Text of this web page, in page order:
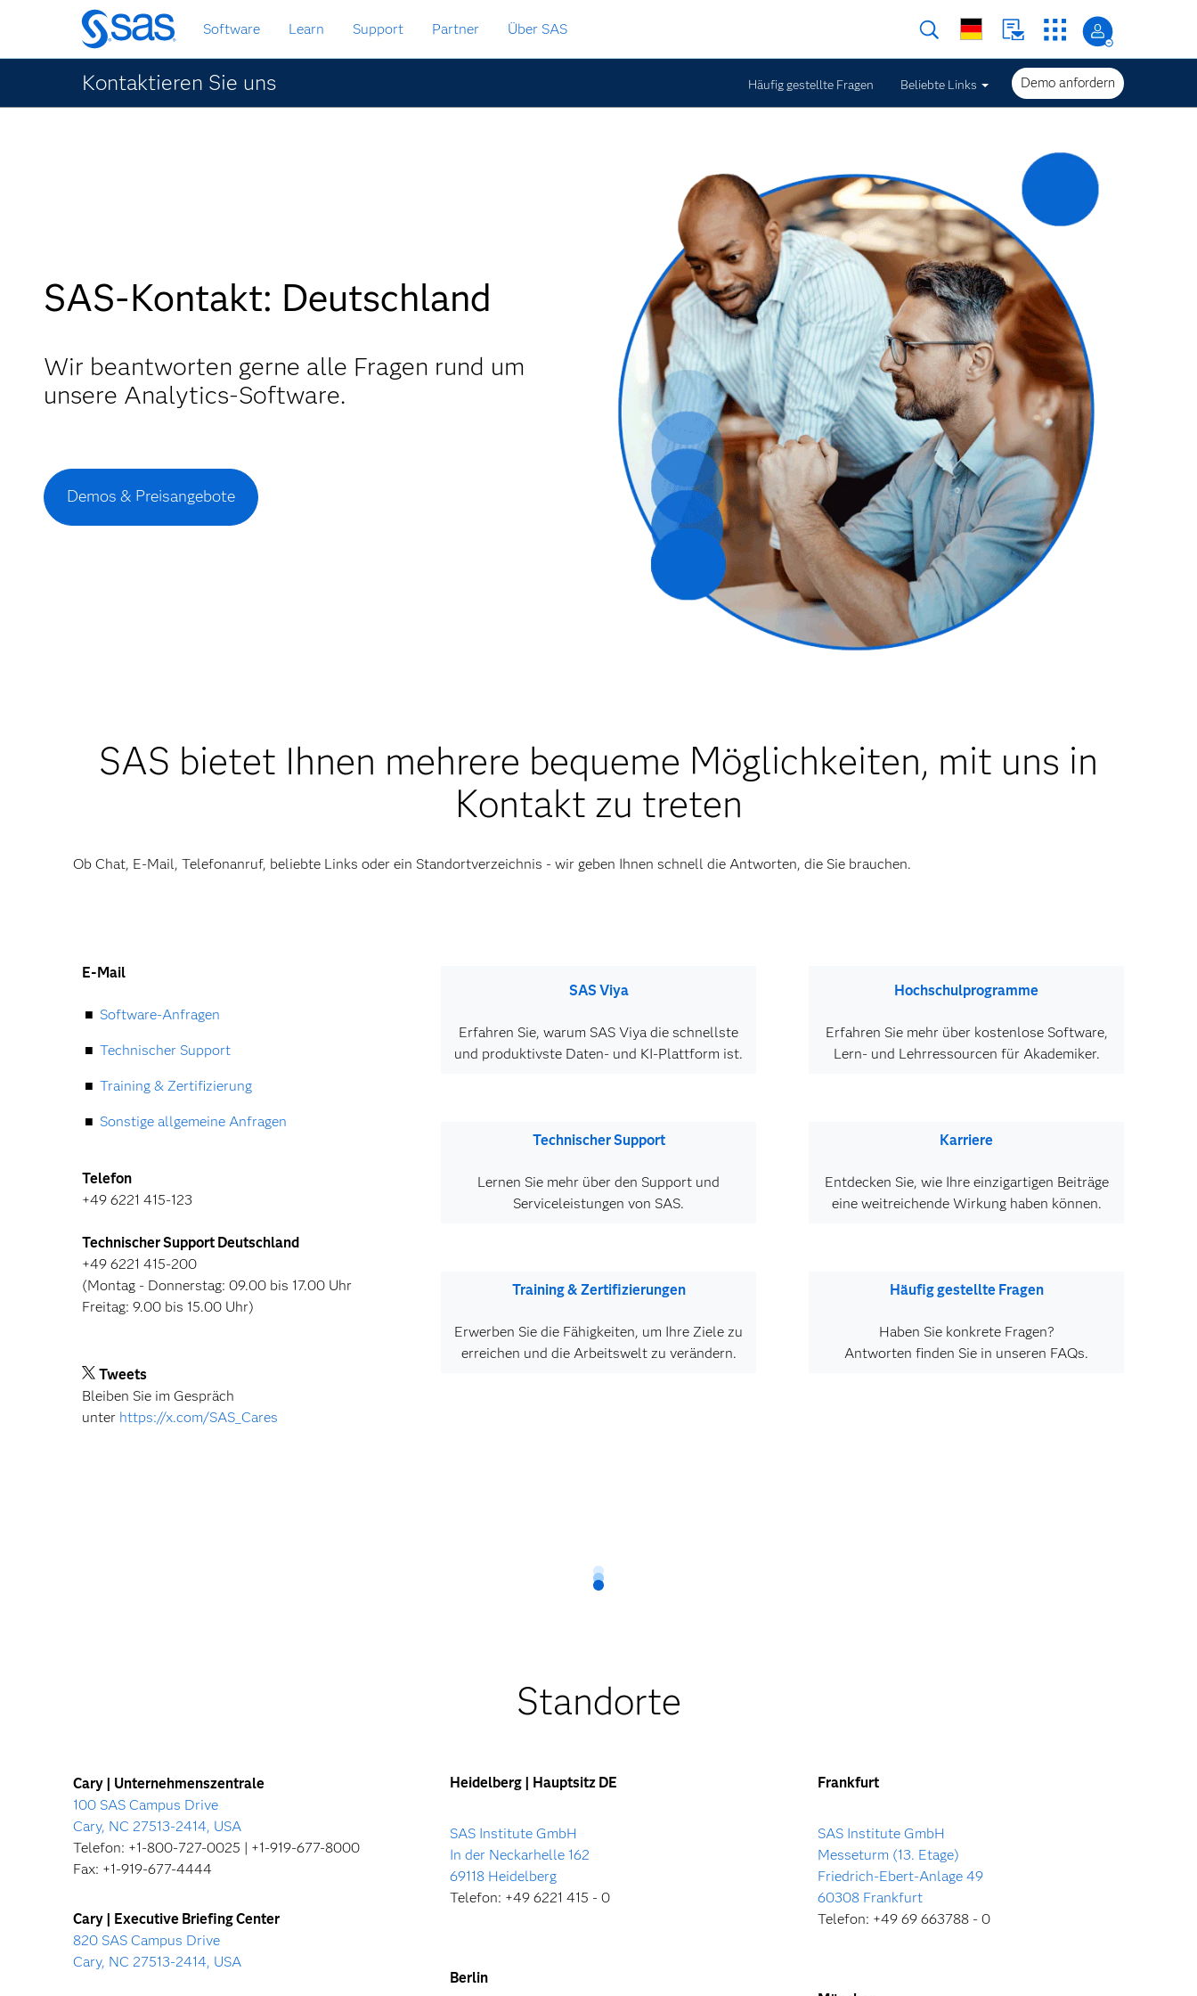
Zurück
zum
Hauptinhalt
Software Learn Support Partner Über SAS
Kontaktieren Sie uns Häufig gestellte Fragen Beliebte Links Demo anfordern
SAS-Kontakt: Deutschland
Wir beantworten gerne alle Fragen rund um
unsere Analytics-Software.
Demos & Preisangebote
SAS bietet Ihnen mehrere bequeme Möglichkeiten, mit uns in
Kontakt zu treten
Ob Chat, E-Mail, Telefonanruf, beliebte Links oder ein Standortverzeichnis - wir geben Ihnen schnell die Antworten, die Sie brauchen.
E-Mail
Software-Anfragen
Technischer Support
Training & Zertifizierung
Sonstige allgemeine Anfragen
Telefon
+49 6221 415-123
Technischer Support Deutschland
+49 6221 415-200
(Montag - Donnerstag: 09.00 bis 17.00 Uhr
Freitag: 9.00 bis 15.00 Uhr)
Tweets
Bleiben Sie im Gespräch
unter https://x.com/SAS_Cares
SAS Viya
Erfahren Sie, warum SAS Viya die schnellste
und produktivste Daten- und KI-Plattform ist.
Technischer Support
Lernen Sie mehr über den Support und
Serviceleistungen von SAS.
Training & Zertifizierungen
Erwerben Sie die Fähigkeiten, um Ihre Ziele zu
erreichen und die Arbeitswelt zu verändern.
Hochschulprogramme
Erfahren Sie mehr über kostenlose Software,
Lern- und Lehrressourcen für Akademiker.
Karriere
Entdecken Sie, wie Ihre einzigartigen Beiträge
eine weitreichende Wirkung haben können.
Häufig gestellte Fragen
Haben Sie konkrete Fragen?
Antworten finden Sie in unseren FAQs.
Standorte
Cary | Unternehmenszentrale
100 SAS Campus Drive
Cary, NC 27513-2414, USA
Telefon: +1-800-727-0025 | +1-919-677-8000
Fax: +1-919-677-4444
Cary | Executive Briefing Center
820 SAS Campus Drive
Cary, NC 27513-2414, USA
Heidelberg | Hauptsitz DE
SAS Institute GmbH
In der Neckarhelle 162
69118 Heidelberg
Telefon: +49 6221 415 - 0
Berlin
Frankfurt
SAS Institute GmbH
Messeturm (13. Etage)
Friedrich-Ebert-Anlage 49
60308 Frankfurt
Telefon: +49 69 663788 - 0